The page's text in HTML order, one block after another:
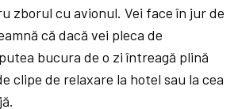
zborul cu avionul. Vei face în jur de
că dacă vei pleca de
bucura de o zi întreagă plină
clipe de relaxare la hotel sau la cea